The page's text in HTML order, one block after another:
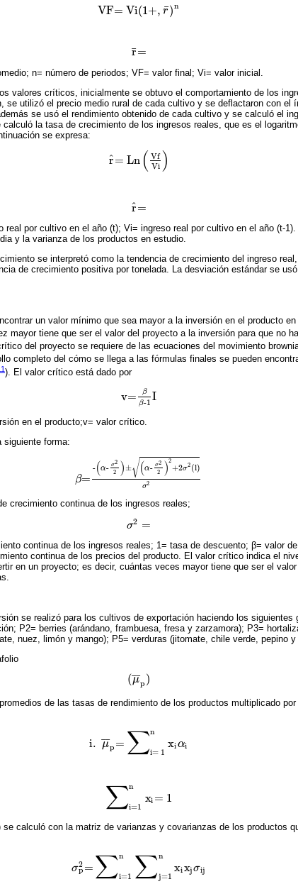
VF= Vi(1+, r
¯)n
VF= Vi1+r ¯n
r
¯=
r¯=
n= número de periodos; VF= valor final; Vi= valor inicial.
valores críticos, inicialmente se obtuvo el comportamiento de los
se utilizó el precio medio rural de cada cultivo y se deflactaron con el
se usó el rendimiento obtenido de cada cultivo y se calculó el
la tasa de crecimiento de los ingresos reales, que es el
se expresa:
r
ˆ= Ln ( Vf
Vi )
r^= LnVf Vi
r
ˆ=
r^=
real por cultivo en el año (t); Vi= ingreso real por cultivo en el año (t-
y la varianza de los productos en estudio.
se interpretó como la tendencia de crecimiento del ingreso
de crecimiento positiva por tonelada. La desviación estándar se
un valor mínimo que sea mayor a la inversión en el producto
mayor tiene que ser el valor del proyecto a la inversión para que no
del proyecto se requiere de las ecuaciones del movimiento
completo del cómo se llega a las fórmulas finales se pueden
). El valor crítico está dado por
v=
β
β-1 I
v=β β-1I
en el producto;v= valor crítico.
siguiente forma:
β=
-(α- σ2
2
)± (α- σ2
2
)2
+2σ2 (l)
√
σ2
β=- α-σ22±α-σ222+2σ2lσ2
crecimiento continua de los ingresos reales;
σ2 =
σ2 =
continua de los ingresos reales; 1= tasa de descuento; β= valor
continua de los precios del producto. El valor crítico indica el
en un proyecto; es decir, cuántas veces mayor tiene que ser el
se realizó para los cultivos de exportación haciendo los siguientes
P2= berries (arándano, frambuesa, fresa y zarzamora); P3=
nuez, limón y mango); P5= verduras (jitomate, chile verde, pepino y
(μ
¯¯p )
( μ¯p )
de las tasas de rendimiento de los productos multiplicado por
i. μ
¯¯p = ∑n
i= 1
xiαi
i. μ¯p =∑ i= 1
∑n
i=1
xi = 1
∑i=1 = 1
se calculó con la matriz de varianzas y covarianzas de los productos
σ2
p = ∑n
i=1 ∑n
j=1
xixjσij
σp 2= ∑i=1 j=1n